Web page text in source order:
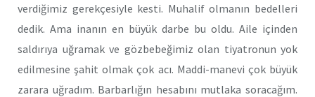
verdiğimiz gerekçesiyle kesti. Muhalif olmanın bedelleri
dedik. Ama inanın en büyük darbe bu oldu. Aile içinden
saldırıya uğramak ve gözbebeğimiz olan tiyatronun yok
edilmesine şahit olmak çok acı. Maddi-manevi çok büyük
zarara uğradım. Barbarlığın hesabını mutlaka soracağım.